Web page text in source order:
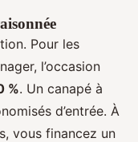
Pour les
l’occasion
%. Un canapé à
d’entrée. À
vous financez un